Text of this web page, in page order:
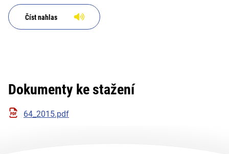
Číst nahlas
Dokumenty ke stažení
64_2015.pdf